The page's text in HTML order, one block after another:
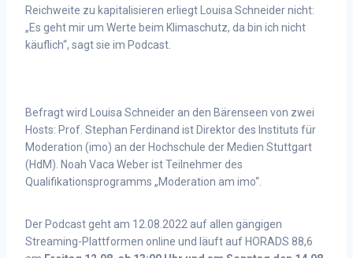
Reichweite zu kapitalisieren erliegt Louisa Schneider nicht:
„Es geht mir um Werte beim Klimaschutz, da bin ich nicht
käuflich“, sagt sie im Podcast.
Befragt wird Louisa Schneider an den Bärenseen von zwei
Hosts: Prof. Stephan Ferdinand ist Direktor des Instituts für
Moderation (imo) an der Hochschule der Medien Stuttgart
(HdM). Noah Vaca Weber ist Teilnehmer des
Qualifikationsprogramms „Moderation am imo“.
Der Podcast geht am 12.08.2022 auf allen gängigen
Streaming-Plattformen online und läuft auf HORADS 88,6